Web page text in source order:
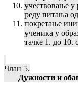
учествовање у
реду питања од
покретање
ученика у
тачке 1. до 10.
Члан 5.
Дужности и